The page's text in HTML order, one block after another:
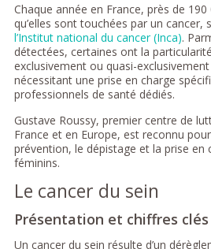
Chaque année en France, près de
qu’elles sont touchées par un cancer,
l’Institut national du cancer (Inca).
détectées, certaines ont la
exclusivement ou quasi-
nécessitant une prise en charge
professionnels de santé dédiés.
Gustave Roussy, premier centre de
France et en Europe, est reconnu
prévention, le dépistage et la prise en
féminins.
Le cancer du sein
Présentation et chiffres clés
Un cancer du sein résulte d’un